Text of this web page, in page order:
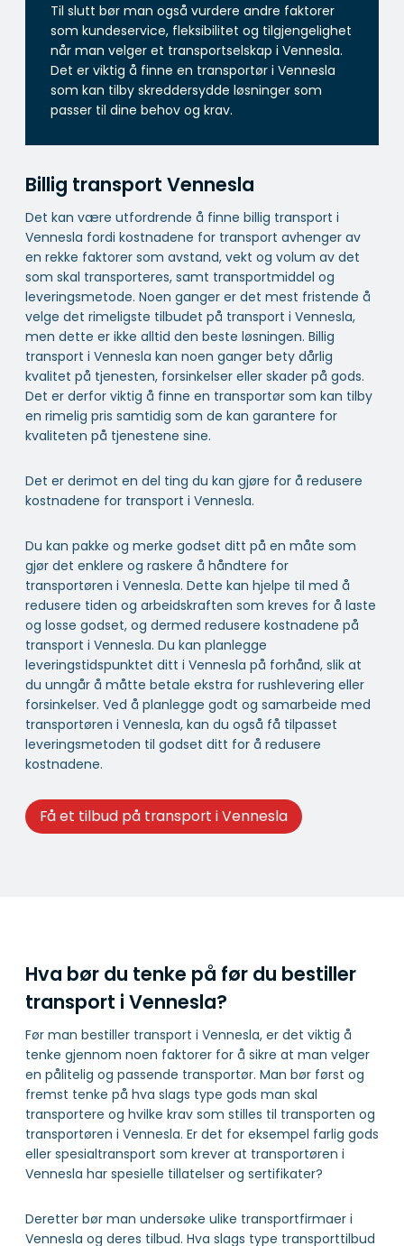
Til slutt bør man også vurdere andre faktorer
som kundeservice, fleksibilitet og tilgjengelighet
når man velger et transportselskap i Vennesla.
Det er viktig å finne en transportør i Vennesla
som kan tilby skreddersydde løsninger som
passer til dine behov og krav.
Billig transport Vennesla
Det kan være utfordrende å finne billig transport i
Vennesla fordi kostnadene for transport avhenger av
en rekke faktorer som avstand, vekt og volum av det
som skal transporteres, samt transportmiddel og
leveringsmetode. Noen ganger er det mest fristende å
velge det rimeligste tilbudet på transport i Vennesla,
men dette er ikke alltid den beste løsningen. Billig
transport i Vennesla kan noen ganger bety dårlig
kvalitet på tjenesten, forsinkelser eller skader på gods.
Det er derfor viktig å finne en transportør som kan tilby
en rimelig pris samtidig som de kan garantere for
kvaliteten på tjenestene sine.
Det er derimot en del ting du kan gjøre for å redusere
kostnadene for transport i Vennesla.
Du kan pakke og merke godset ditt på en måte som
gjør det enklere og raskere å håndtere for
transportøren i Vennesla. Dette kan hjelpe til med å
redusere tiden og arbeidskraften som kreves for å laste
og losse godset, og dermed redusere kostnadene på
transport i Vennesla. Du kan planlegge
leveringstidspunktet ditt i Vennesla på forhånd, slik at
du unngår å måtte betale ekstra for rushlevering eller
forsinkelser. Ved å planlegge godt og samarbeide med
transportøren i Vennesla, kan du også få tilpasset
leveringsmetoden til godset ditt for å redusere
kostnadene.
Få et tilbud på transport i Vennesla
Hva bør du tenke på før du bestiller
transport i Vennesla?
Før man bestiller transport i Vennesla, er det viktig å
tenke gjennom noen faktorer for å sikre at man velger
en pålitelig og passende transportør. Man bør først og
fremst tenke på hva slags type gods man skal
transportere og hvilke krav som stilles til transporten og
transportøren i Vennesla. Er det for eksempel farlig gods
eller spesialtransport som krever at transportøren i
Vennesla har spesielle tillatelser og sertifikater?
Deretter bør man undersøke ulike transportfirmaer i
Vennesla og deres tilbud. Hva slags type transporttilbud